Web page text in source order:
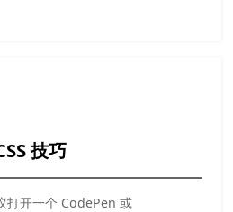
技巧
打开一个 CodePen 或